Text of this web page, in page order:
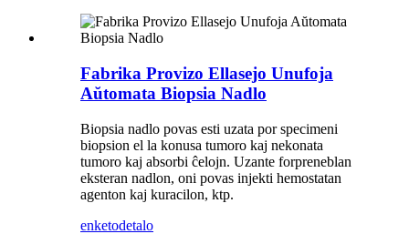
Fabrika Provizo Ellasejo Unufoja
Aŭtomata Biopsia Nadlo
Biopsia nadlo povas esti uzata por specimeni
biopsion el la konusa tumoro kaj nekonata
tumoro kaj absorbi ĉelojn. Uzante forpreneblan
eksteran nadlon, oni povas injekti hemostatan
agenton kaj kuracilon, ktp.
enketodetalo